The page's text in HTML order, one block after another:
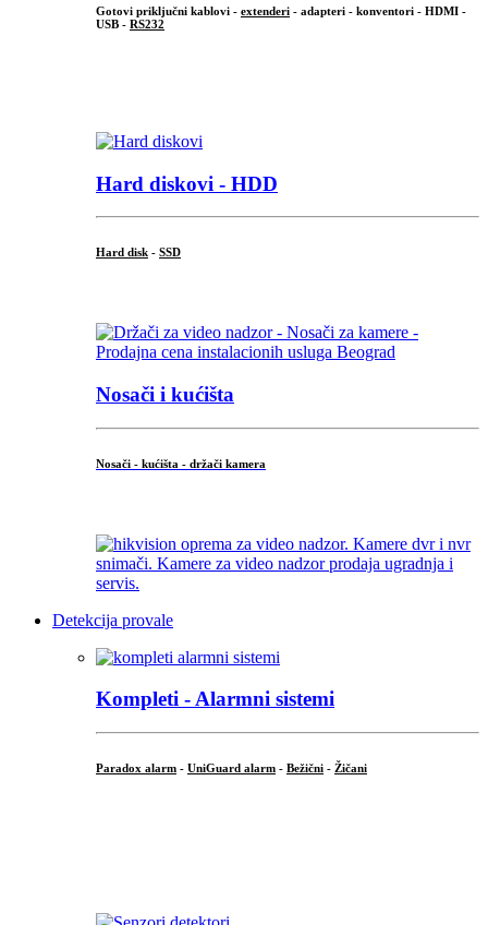
Gotovi priključni kablovi - extenderi - adapteri - konventori - HDMI -
USB - RS232
Hard diskovi - HDD
Hard disk - SSD
Nosači i kućišta
Nosači - kućišta - držači kamera
Detekcija provale
Kompleti - Alarmni sistemi
Paradox alarm - UniGuard alarm - Bežični - Žičani